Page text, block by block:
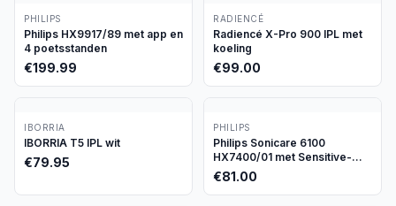
PHILIPS
Philips HX9917/89 met app en
4 poetsstanden
€199.99
RADIENCÉ
Radiencé X-Pro 900 IPL met
koeling
€99.00
IBORRIA
IBORRIA T5 IPL wit
€79.95
PHILIPS
Philips Sonicare 6100
HX7400/01 met Sensitive-
stand
€81.00